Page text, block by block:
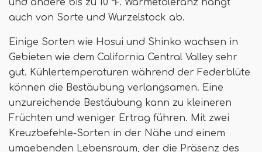
und andere bis zu 10 ℉. Wärmetoleranz hängt
auch von Sorte und Wurzelstock ab.
Einige Sorten wie Hosui und Shinko wachsen in
Gebieten wie dem California Central Valley sehr
gut. Kühlertemperaturen während der Federblüte
können die Bestäubung verlangsamen. Eine
unzureichende Bestäubung kann zu kleineren
Früchten und weniger Ertrag führen. Mit zwei
Kreuzbefehle-Sorten in der Nähe und einem
umgebenden Lebensraum, der die Präsenz des